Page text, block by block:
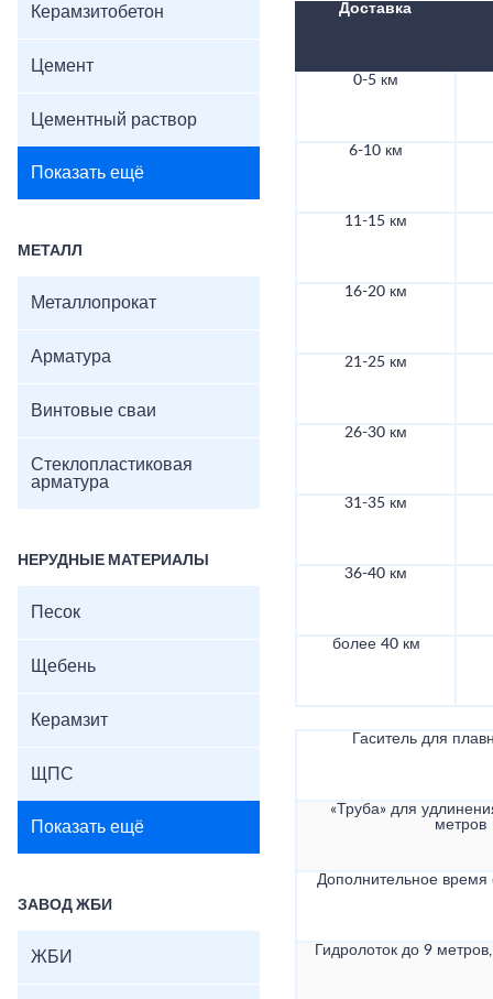
Керамзитобетон
Цемент
Цементный раствор
Показать ещё
МЕТАЛЛ
Металлопрокат
Арматура
Винтовые сваи
Стеклопластиковая
арматура
НЕРУДНЫЕ МАТЕРИАЛЫ
Песок
Щебень
Керамзит
ЩПС
Показать ещё
ЗАВОД ЖБИ
ЖБИ
Доставка
0-5 км
6-10 км
11-15 км
16-20 км
21-25 км
26-30 км
31-35 км
36-40 км
более 40 км
Гаситель для
«Труба» для
метров
Дополнительное
Гидролоток до 9